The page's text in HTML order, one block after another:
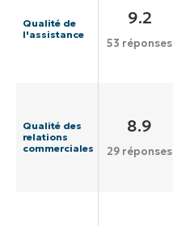
Qualité de
l'assistance
9.2
53 réponses
Qualité des
relations
commerciales
8.9
29 réponses